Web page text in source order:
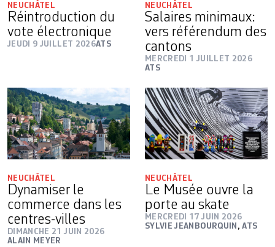
NEUCHÂTEL
Réintroduction du
vote électronique
JEUDI 9 JUILLET 2026ATS
NEUCHÂTEL
Salaires minimaux:
vers référendum des
cantons
MERCREDI 1 JUILLET 2026
ATS
NEUCHÂTEL
Dynamiser le
commerce dans les
centres-villes
DIMANCHE 21 JUIN 2026
ALAIN MEYER
NEUCHÂTEL
Le Musée ouvre la
porte au skate
MERCREDI 17 JUIN 2026
SYLVIE JEANBOURQUIN ,ATS